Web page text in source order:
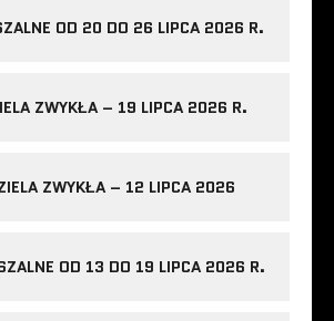
OD 20 DO 26 LIPCA 2026 R.
ZWYKŁA – 19 LIPCA 2026 R.
ZWYKŁA – 12 LIPCA 2026
OD 13 DO 19 LIPCA 2026 R.